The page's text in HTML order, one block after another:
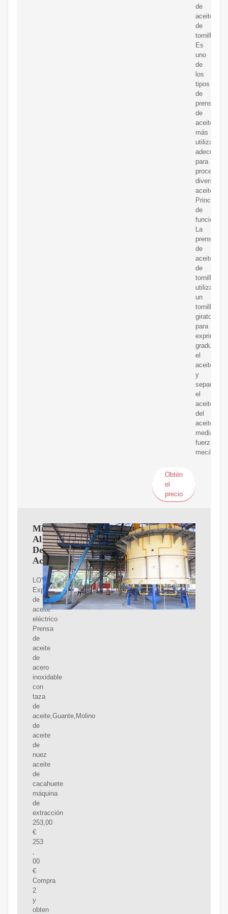
de
aceite
de
tornillo
Es
uno
de
los
tipos
de
prensas
de
aceite
más
utilizados,
adecuado
para
procesar
diversos
aceites.
Principio
de
La
prensa
de
aceite
de
tornillo
utiliza
un
tornillo
giratorio
para
exprimir
el
aceite
y
separa
el
aceite
del
aceite
mediante
fuerza
mecánica.
Obtén
el
precio
Mini
Almazara
De
Aceite
LOYEMAADE
Expulsor
de
aceite
eléctrico
Prensa
de
aceite
de
acero
inoxidable
con
taza
de
aceite,Guante,Molino
de
aceite
de
nuez
aceite
de
cacahuete
máquina
de
extracción
253,00
€
253
,
00
€
Compra
2
y
obten